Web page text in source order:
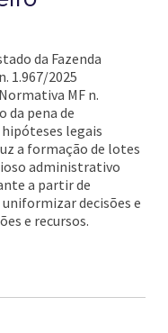
da Fazenda
1.967/2025
MF n.
da pena de
legais
a formação de lotes
administrativo
a partir de
decisões e
e recursos.